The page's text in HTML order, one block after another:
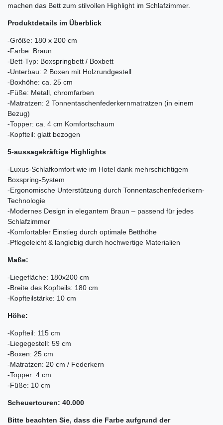
machen das Bett zum stilvollen Highlight im Schlafzimmer.
Produktdetails im Überblick
-Größe: 180 x 200 cm
-Farbe: Braun
-Bett-Typ: Boxspringbett / Boxbett
-Unterbau: 2 Boxen mit Holzrundgestell
-Boxhöhe: ca. 25 cm
-Füße: Metall, chromfarben
-Matratzen: 2 Tonnentaschenfederkernmatratzen (in einem
Bezug)
-Topper: ca. 4 cm Komfortschaum
-Kopfteil: glatt bezogen
5-aussagekräftige Highlights
-Luxus-Schlafkomfort wie im Hotel dank mehrschichtigem
Boxspring-System
-Ergonomische Unterstützung durch Tonnentaschenfederkern-
Technologie
-Modernes Design in elegantem Braun – passend für jedes
Schlafzimmer
-Komfortabler Einstieg durch optimale Betthöhe
-Pflegeleicht & langlebig durch hochwertige Materialien
Maße:
-Liegefläche: 180x200 cm
-Breite des Kopfteils: 180 cm
-Kopfteilstärke: 10 cm
Höhe:
-Kopfteil: 115 cm
-Liegegestell: 59 cm
-Boxen: 25 cm
-Matratzen: 20 cm / Federkern
-Topper: 4 cm
-Füße: 10 cm
Scheuertouren: 40.000
Bitte beachten Sie, dass die Farbe aufgrund der